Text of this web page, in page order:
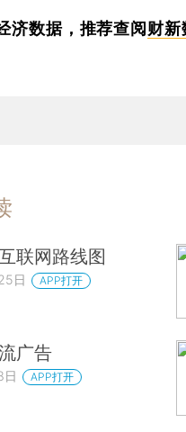
济数据，推荐查阅 财新
联网路线图
日 APP打开
广告
日 APP打开